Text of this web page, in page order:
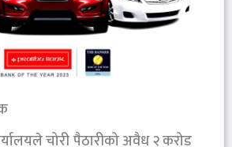
चोरी पैठारीको अवैध २ करोड